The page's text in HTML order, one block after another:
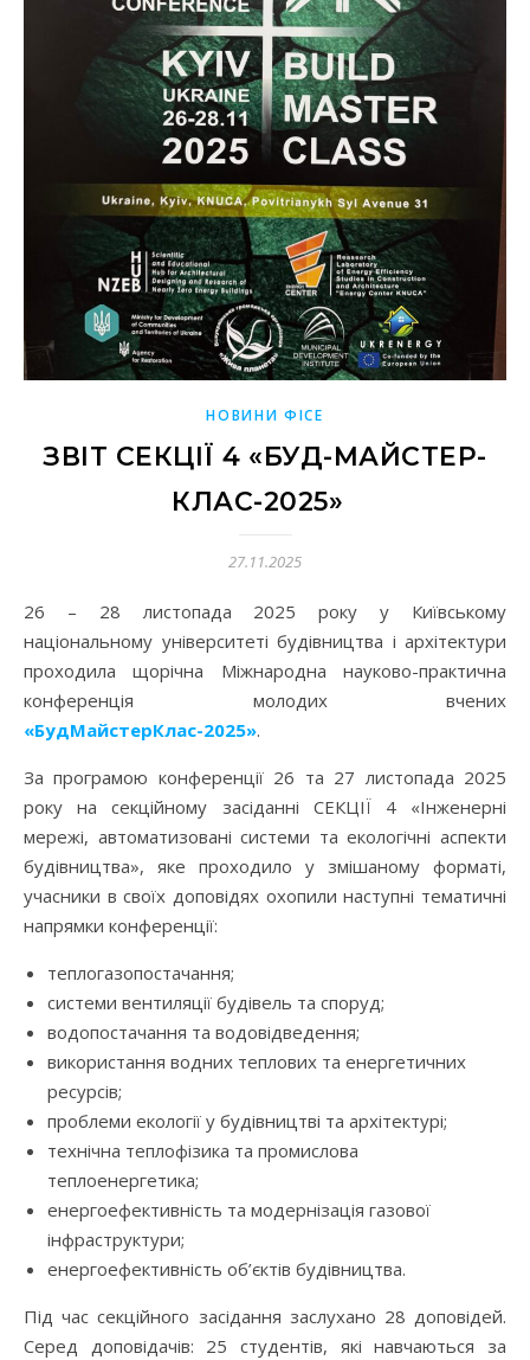
НОВИНИ ФІСЕ
ЗВІТ СЕКЦІЇ 4 «БУД-МАЙСТЕР-
КЛАС-2025»
27.11.2025
26 – 28 листопада 2025 року у Київському
національному університеті будівництва і архітектури
проходила щорічна Міжнародна науково-практична
конференція молодих вчених
«БудМайстерКлас-2025».
За програмою конференції 26 та 27 листопада 2025
року на секційному засіданні СЕКЦІЇ 4 «Інженерні
мережі, автоматизовані системи та екологічні аспекти
будівництва», яке проходило у змішаному форматі,
учасники в своїх доповідях охопили наступні тематичні
напрямки конференції:
теплогазопостачання;
системи вентиляції будівель та споруд;
водопостачання та водовідведення;
використання водних теплових та енергетичних
ресурсів;
проблеми екології у будівництві та архітектурі;
технічна теплофізика та промислова
теплоенергетика;
енергоефективність та модернізація газової
інфраструктури;
енергоефективність об’єктів будівництва.
Під час секційного засідання заслухано 28 доповідей.
Серед доповідачів: 25 студентів, які навчаються за